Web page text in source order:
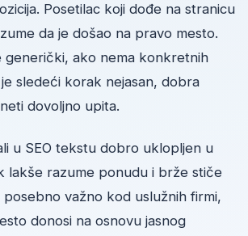
Posetilac koji dođe na stranicu
da je došao na pravo mesto.
generički, ako nema konkretnih
sledeći korak nejasan, dobra
dovoljno upita.
u SEO tekstu dobro uklopljen u
lakše razume ponudu i brže stiče
važno kod uslužnih firmi,
donosi na osnovu jasnog